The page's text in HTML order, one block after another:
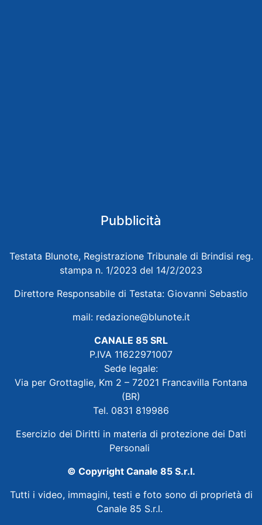
Pubblicità
Testata Blunote, Registrazione Tribunale di Brindisi reg.
stampa n. 1/2023 del 14/2/2023
Direttore Responsabile di Testata: Giovanni Sebastio
mail: redazione@blunote.it
CANALE 85 SRL
P.IVA 11622971007
Sede legale:
Via per Grottaglie, Km 2 – 72021 Francavilla Fontana
(BR)
Tel. 0831 819986
Esercizio dei Diritti in materia di protezione dei Dati
Personali
© Copyright Canale 85 S.r.l.
Tutti i video, immagini, testi e foto sono di proprietà di
Canale 85 S.r.l.